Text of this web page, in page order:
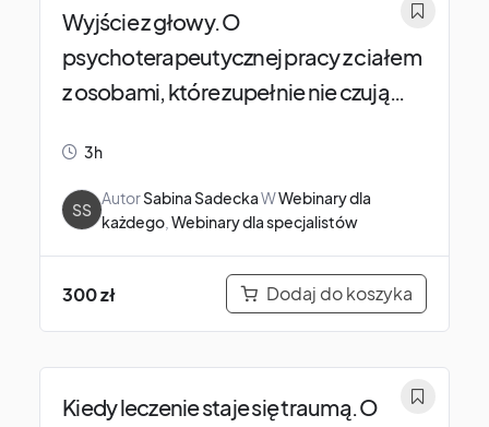
Wyjście z głowy. O
psychoterapeutycznej pracy z ciałem
z osobami, które zupełnie nie czują
3h
SS
AutorSabina SadeckaWWebinary dla
każdego Webinary dla specjalistów
300zł Dodaj do koszyka
Kiedy leczenie staje się traumą. O